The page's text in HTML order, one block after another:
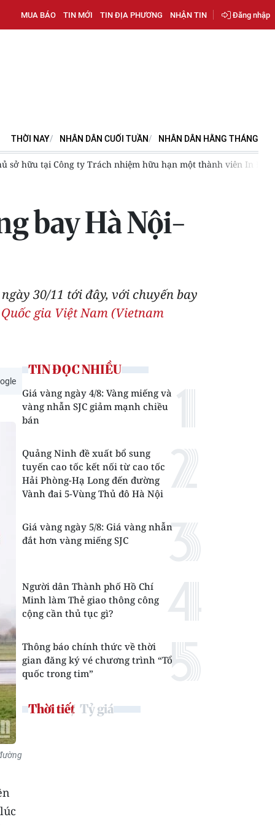
MUA BÁO TIN MỚI TIN ĐỊA PHƯƠNG NHẬN TIN Đăng nhập
THỜI NAY NHÂN DÂN CUỐI TUẦN NHÂN DÂN HẰNG THÁNG
sở hữu tại Công ty Trách nhiệm hữu hạn một thành viên In Đắk
bay Hà Nội-
30/11 tới đây, với chuyến bay
gia Việt Nam (Vietnam
TIN ĐỌC NHIỀU
Giá vàng ngày 4/8: Vàng miếng và
vàng nhẫn SJC giảm mạnh chiều
bán
Quảng Ninh đề xuất bổ sung
tuyến cao tốc kết nối từ cao tốc
Hải Phòng-Hạ Long đến đường
Vành đai 5-Vùng Thủ đô Hà Nội
Giá vàng ngày 5/8: Giá vàng nhẫn
đắt hơn vàng miếng SJC
Người dân Thành phố Hồ Chí
Minh làm Thẻ giao thông công
cộng cần thủ tục gì?
Thông báo chính thức về thời
gian đăng ký vé chương trình “Tổ
quốc trong tim”
Thời tiết Tỷ giá